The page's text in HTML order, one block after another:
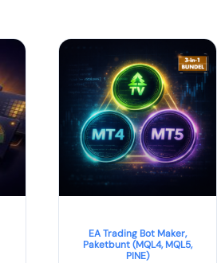
EA Trading Bot Maker,
Paketbunt (MQL4, MQL5,
PINE)